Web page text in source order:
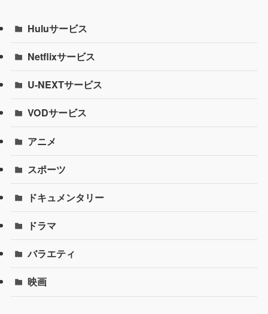
Huluサービス
Netflixサービス
U-NEXTサービス
VODサービス
アニメ
スポーツ
ドキュメンタリー
ドラマ
バラエティ
映画